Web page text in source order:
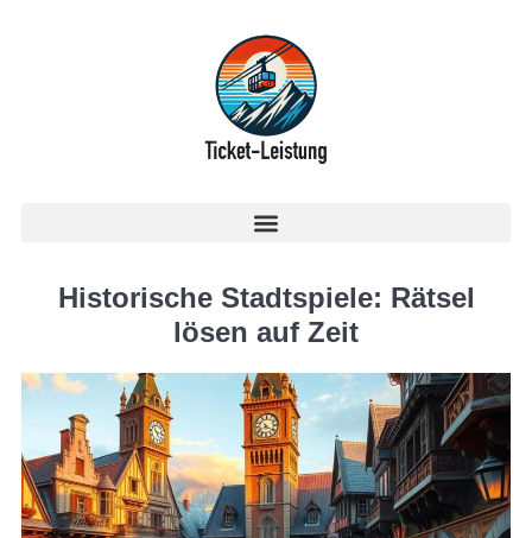
Historische Stadtspiele: Rätsel
lösen auf Zeit